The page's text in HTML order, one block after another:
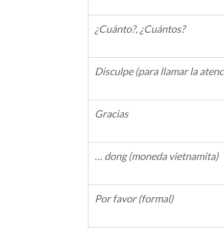
¿Cuánto?, ¿Cuántos?
Disculpe (para llamar la
Gracias
… dong (moneda vietnamita)
Por favor (formal)